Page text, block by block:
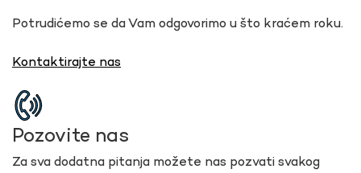
Potrudićemo se da Vam odgovorimo u što kraćem roku.
Kontaktirajte nas
Pozovite nas
Za sva dodatna pitanja možete nas pozvati svakog